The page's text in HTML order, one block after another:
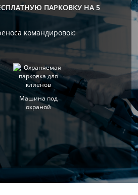
ПАРКОВКУ НА 5
командировок:
Машина под
охраной